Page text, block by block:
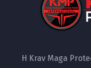
Η Krav Maga